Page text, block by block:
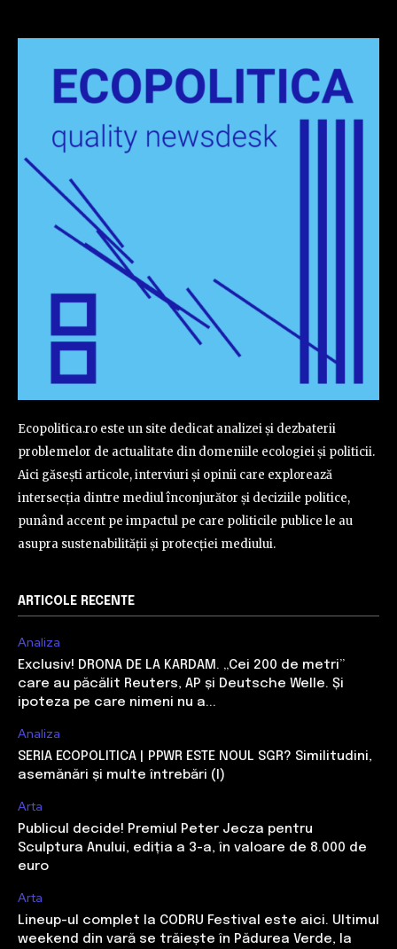
Ecopolitica.ro este un site dedicat analizei și dezbaterii
problemelor de actualitate din domeniile ecologiei și politicii.
Aici găsești articole, interviuri și opinii care explorează
intersecția dintre mediul înconjurător și deciziile politice,
punând accent pe impactul pe care politicile publice le au
asupra sustenabilității și protecției mediului.
ARTICOLE RECENTE
Analiza
Exclusiv! DRONA DE LA KARDAM. „Cei 200 de metri”
care au păcălit Reuters, AP și Deutsche Welle. Și
ipoteza pe care nimeni nu a...
Analiza
SERIA ECOPOLITICA | PPWR ESTE NOUL SGR? Similitudini,
asemănări și multe întrebări (I)
Arta
Publicul decide! Premiul Peter Jecza pentru
Sculptura Anului, ediția a 3-a, în valoare de 8.000 de
euro
Arta
Lineup-ul complet la CODRU Festival este aici. Ultimul
weekend din vară se trăiește în Pădurea Verde, la